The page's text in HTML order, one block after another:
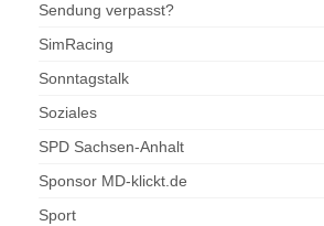
Sendung verpasst?
SimRacing
Sonntagstalk
Soziales
SPD Sachsen-Anhalt
Sponsor MD-klickt.de
Sport